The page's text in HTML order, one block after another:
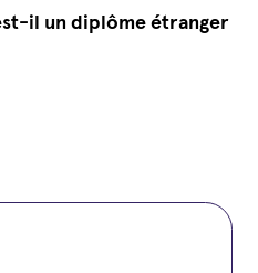
il un diplôme étranger